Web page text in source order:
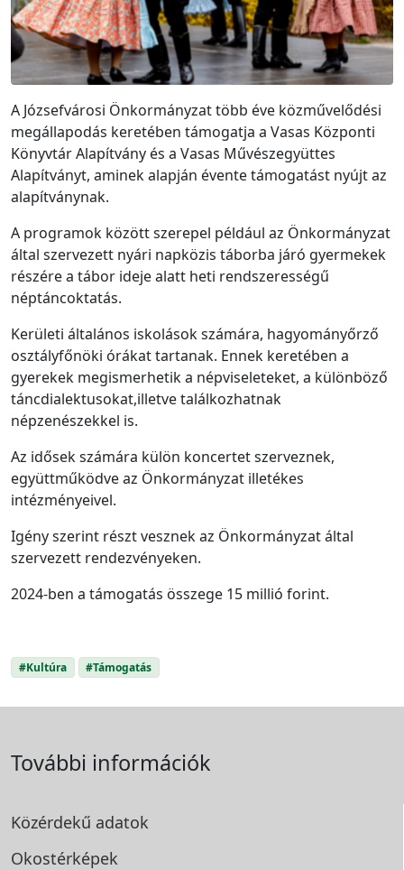
A Józsefvárosi Önkormányzat több éve közművelődési
megállapodás keretében támogatja a Vasas Központi
Könyvtár Alapítvány és a Vasas Művészegyüttes
Alapítványt, aminek alapján évente támogatást nyújt az
alapítványnak.
A programok között szerepel például az Önkormányzat
által szervezett nyári napközis táborba járó gyermekek
részére a tábor ideje alatt heti rendszerességű
néptáncoktatás.
Kerületi általános iskolások számára, hagyományőrző
osztályfőnöki órákat tartanak. Ennek keretében a
gyerekek megismerhetik a népviseleteket, a különböző
táncdialektusokat,illetve találkozhatnak
népzenészekkel is.
Az idősek számára külön koncertet szerveznek,
együttműködve az Önkormányzat illetékes
intézményeivel.
Igény szerint részt vesznek az Önkormányzat által
szervezett rendezvényeken.
2024-ben a támogatás összege 15 millió forint.
#Kultúra #Támogatás
További információk
Közérdekű adatok
Okostérképek